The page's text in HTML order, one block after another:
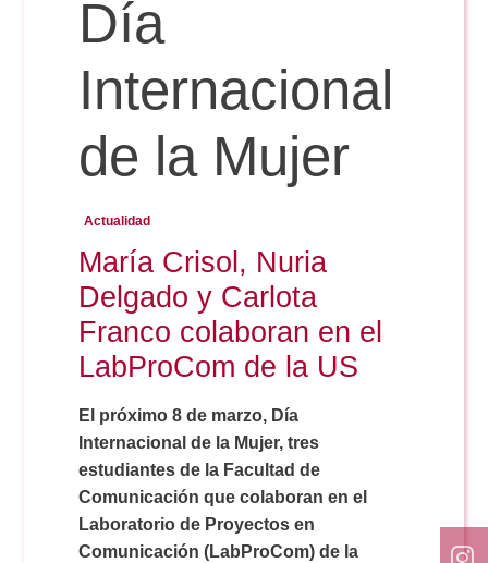
Día
Internacional
de la Mujer
Actualidad
María Crisol, Nuria
Delgado y Carlota
Franco colaboran en el
LabProCom de la US
El próximo 8 de marzo, Día
Internacional de la Mujer, tres
estudiantes de la Facultad de
Comunicación que colaboran en el
Laboratorio de Proyectos en
Comunicación (LabProCom) de la